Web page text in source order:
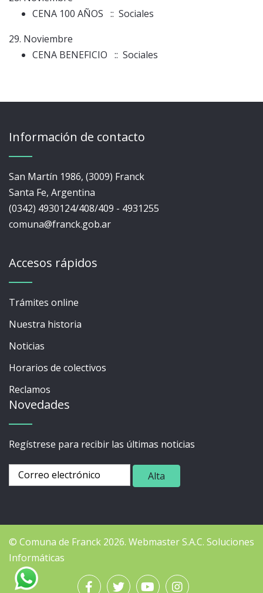
CENA 100 AÑOS :: Sociales
29. Noviembre
CENA BENEFICIO :: Sociales
Información de contacto
San Martín 1986, (3009) Franck
Santa Fe, Argentina
(0342) 4930124/408/409 - 4931255
comuna@franck.gob.ar
Accesos rápidos
Trámites online
Nuestra historia
Noticias
Horarios de colectivos
Reclamos
Novedades
Regístrese para recibir las últimas noticias
© Comuna de Franck 2026. WebmasterS.A.C. Soluciones
Informáticas